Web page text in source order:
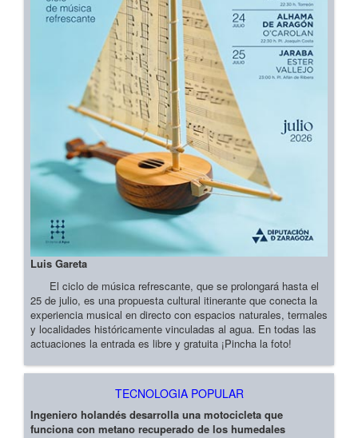
Luis Gareta
El ciclo de música refrescante, que se prolongará hasta el
25 de julio, es una propuesta cultural itinerante que conecta la
experiencia musical en directo con espacios naturales, termales
y localidades históricamente vinculadas al agua. En todas las
actuaciones la entrada es libre y gratuita ¡Pincha la foto!
TECNOLOGIA POPULAR
Ingeniero holandés desarrolla una motocicleta que
funciona con metano recuperado de los humedales